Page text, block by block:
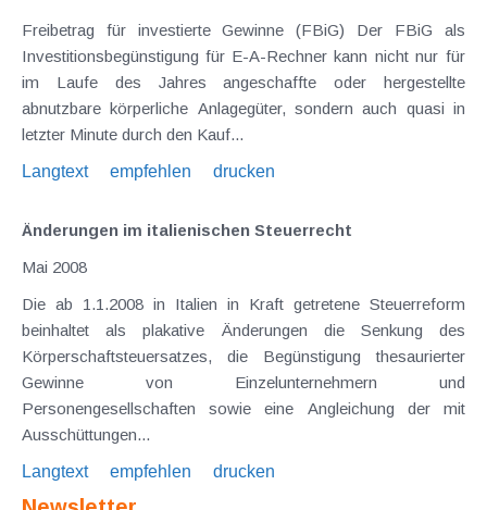
Freibetrag für investierte Gewinne (FBiG) Der FBiG als
Investitionsbegünstigung für E-A-Rechner kann nicht nur für
im Laufe des Jahres angeschaffte oder hergestellte
abnutzbare körperliche Anlagegüter, sondern auch quasi in
letzter Minute durch den Kauf...
Langtext
empfehlen drucken
Änderungen im italienischen Steuerrecht
Mai 2008
Die ab 1.1.2008 in Italien in Kraft getretene Steuerreform
beinhaltet als plakative Änderungen die Senkung des
Körperschaftsteuersatzes, die Begünstigung thesaurierter
Gewinne von Einzelunternehmern und
Personengesellschaften sowie eine Angleichung der mit
Ausschüttungen...
Langtext
empfehlen drucken